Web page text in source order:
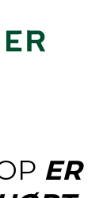
ER